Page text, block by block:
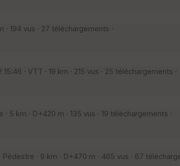
· 194 vus · 27 téléchargements ·
15:46 · VTT · 19 km · 215 vus · 25 téléchargements ·
5 km · D+420 m · 135 vus · 19 téléchargements ·
Pédestre · 9 km · D+470 m · 465 vus · 67